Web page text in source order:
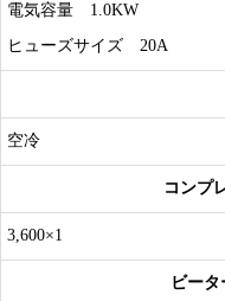
電気容量 1.0KW
ヒューズサイズ 20A
空冷
コンプ
3,600×1
ビータ